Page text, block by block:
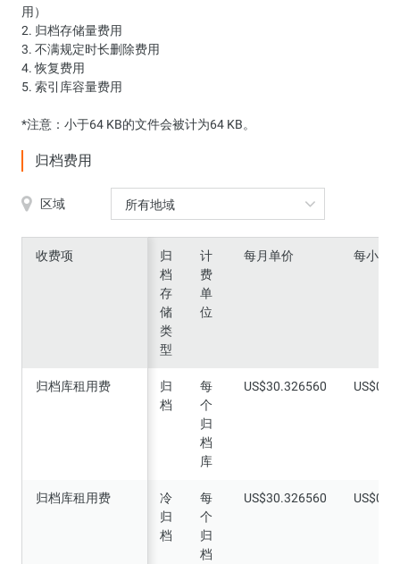
用）
2. 归档存储量费用
3. 不满规定时长删除费用
4. 恢复费用
5. 索引库容量费用
*注意：小于64 KB的文件会被计为64 KB。
归档费用
区域 所有地域
收费项
归
档
存
储
类
型
计
费
单
位
每月单价 每小时
归档库租用费
归
档
每
个
归
档
库
US$30.326560
归档库租用费
冷
归
档
每
个
归
档
US$30.326560
收费项
归档库租用费
归档库租用费